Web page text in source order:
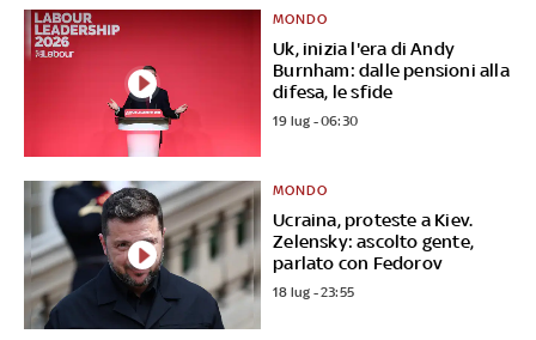
Uk, inizia l'era di Andy
Burnham: dalle pensioni alla
difesa, le sfide
MONDO
19 lug - 06:30
Ucraina, proteste a Kiev.
Zelensky: ascolto gente,
parlato con Fedorov
MONDO
18 lug - 23:55